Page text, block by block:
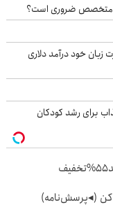
متخصص ضروری است؟
زبان خود درآمد دلاری
برای رشد کودکان
کن (◂پرسش‌نامه)